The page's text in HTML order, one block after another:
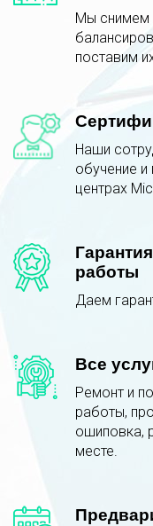
Мы снимем
поставим
Наши
обучение
центрах
работы
Даем
Все
Ремонт и
работы,
ошиповка,
месте.